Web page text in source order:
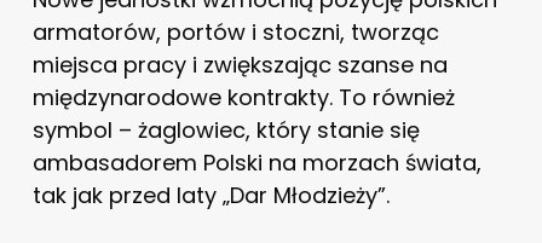
armatorów, portów i stoczni, tworząc
miejsca pracy i zwiększając szanse na
międzynarodowe kontrakty. To również
symbol – żaglowiec, który stanie się
ambasadorem Polski na morzach świata,
tak jak przed laty „Dar Młodzieży”.